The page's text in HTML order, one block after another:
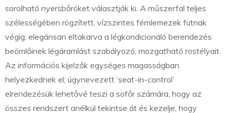
sorolható nyersbőröket választják ki. A műszerfal teljes
szélességében rögzített, vízszintes fémlemezek futnak
végig, elegánsan eltakarva a légkondicionáló berendezés
beömlőinek légáramlást szabályozó, mozgatható rostélyait.
Az információs kijelzők egységes magasságban
helyezkednek el; úgynevezett ’seat-in-control’
elrendezésük lehetővé teszi a sofőr számára, hogy az
összes rendszert anélkül tekintse át és kezelje, hogy